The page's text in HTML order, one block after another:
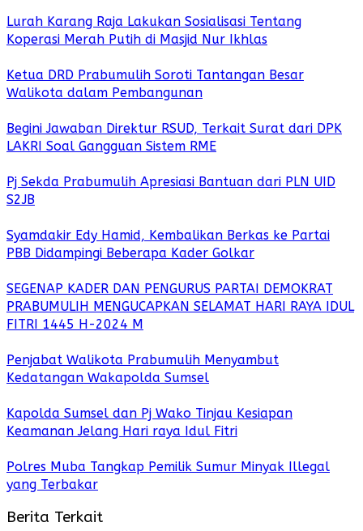
Lurah Karang Raja Lakukan Sosialisasi Tentang
Koperasi Merah Putih di Masjid Nur Ikhlas
Ketua DRD Prabumulih Soroti Tantangan Besar
Walikota dalam Pembangunan
Begini Jawaban Direktur RSUD, Terkait Surat dari DPK
LAKRI Soal Gangguan Sistem RME
Pj Sekda Prabumulih Apresiasi Bantuan dari PLN UID
S2JB
Syamdakir Edy Hamid, Kembalikan Berkas ke Partai
PBB Didampingi Beberapa Kader Golkar
SEGENAP KADER DAN PENGURUS PARTAI DEMOKRAT
PRABUMULIH MENGUCAPKAN SELAMAT HARI RAYA IDUL
FITRI 1445 H-2024 M
Penjabat Walikota Prabumulih Menyambut
Kedatangan Wakapolda Sumsel
Kapolda Sumsel dan Pj Wako Tinjau Kesiapan
Keamanan Jelang Hari raya Idul Fitri
Polres Muba Tangkap Pemilik Sumur Minyak Illegal
yang Terbakar
Berita Terkait